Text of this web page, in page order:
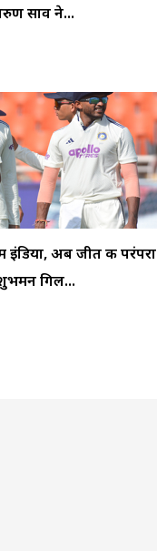
साव ने...
अब जीत की परंपरा
गिल...